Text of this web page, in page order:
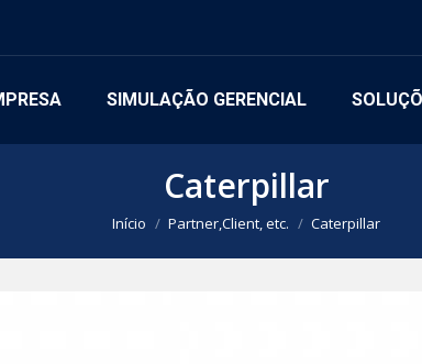
SIMULAÇÃO GERENCIAL
Caterpillar
Você está aqui:
Início Partner,Client, etc. Caterpillar